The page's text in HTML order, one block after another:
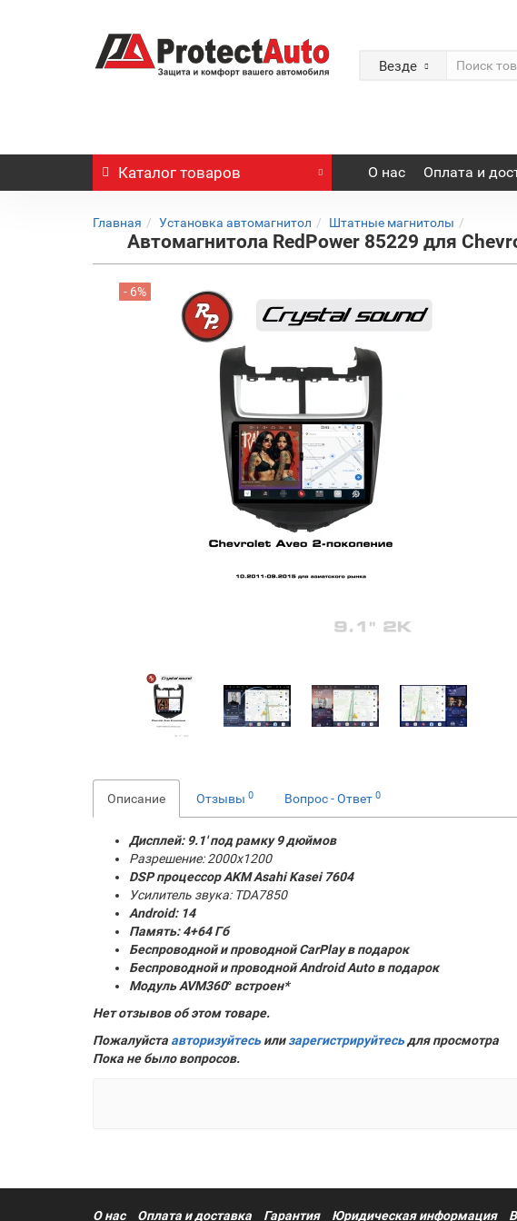
Везде
Каталог товаров О нас Оплата и
Главная Установка автомагнитол Штатные магнитолы
Автомагнитола RedPower 85229 для
- 6%
Описание Отзывы 0 Вопрос - Ответ 0
Дисплей: 9.1' под рамку 9 дюймов
Разрешение: 2000x1200
DSP процессор AKM Asahi Kasei 7604
Усилитель звука: TDA7850
Android: 14
Память:4+64 Гб
Беспроводной и проводной CarPlay в подарок
Беспроводной и проводной Android Auto в подарок
Модуль AVM360° встроен*
Нет отзывов об этом товаре.
Пожалуйста авторизуйтесьилизарегистрируйтесьдля просмотра
Пока не было вопросов.
О нас Оплата и доставка Гарантия Юридическая информация